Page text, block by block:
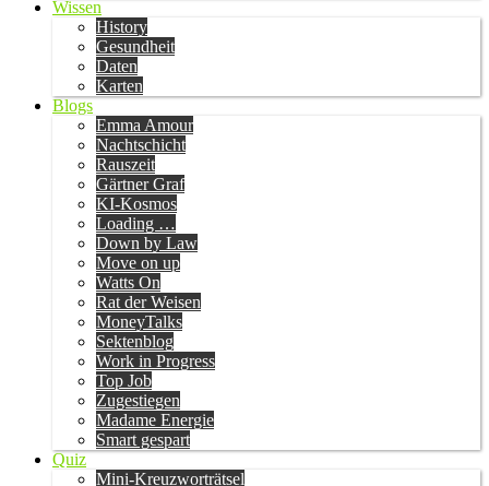
Wissen
History
Gesundheit
Daten
Karten
Blogs
Emma Amour
Nachtschicht
Rauszeit
Gärtner Graf
KI-Kosmos
Loading …
Down by Law
Move on up
Watts On
Rat der Weisen
MoneyTalks
Sektenblog
Work in Progress
Top Job
Zugestiegen
Madame Energie
Smart gespart
Quiz
Mini-Kreuzworträtsel